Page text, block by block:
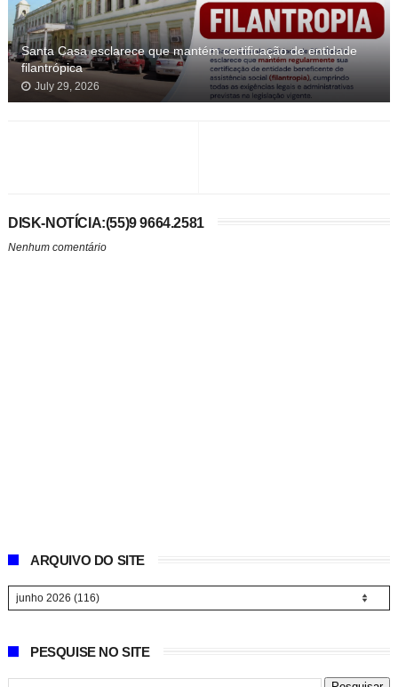
Santa Casa esclarece que mantém certificação de entidade
filantrópica
July 29, 2026
DISK-NOTÍCIA:(55)9 9664.2581
Nenhum comentário
ARQUIVO DO SITE
PESQUISE NO SITE